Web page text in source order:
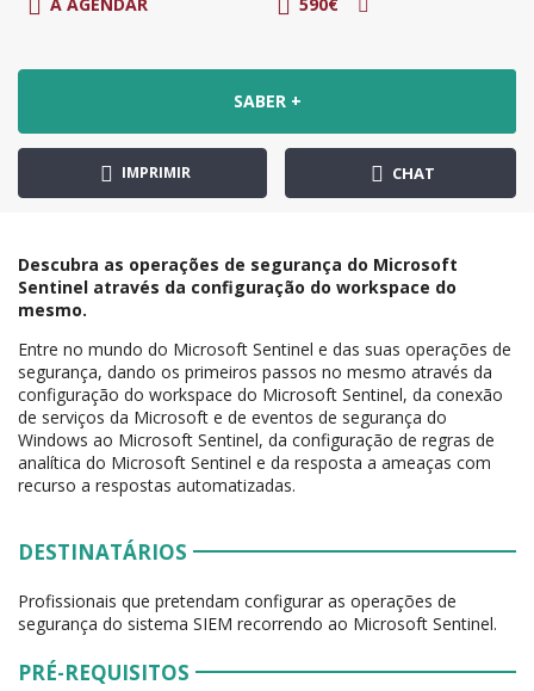
SABER +
IMPRIMIR CHAT
Descubra as operações de segurança do Microsoft
Sentinel através da configuração do workspace do
mesmo.
Entre no mundo do Microsoft Sentinel e das suas operações de
segurança, dando os primeiros passos no mesmo através da
configuração do workspace do Microsoft Sentinel, da conexão
de serviços da Microsoft e de eventos de segurança do
Windows ao Microsoft Sentinel, da configuração de regras de
analítica do Microsoft Sentinel e da resposta a ameaças com
recurso a respostas automatizadas.
DESTINATÁRIOS
Profissionais que pretendam configurar as operações de
segurança do sistema SIEM recorrendo ao Microsoft Sentinel.
PRÉ-REQUISITOS